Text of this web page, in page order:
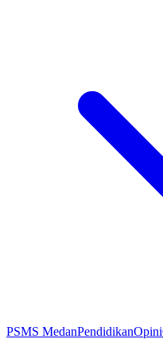
PSMS MedanPendidikanOpini